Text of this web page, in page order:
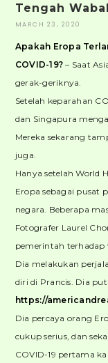
Tengah
MARCH 23, 2020
Apakah Eropa
COVID-19? – Saat
gerak-geriknya.
Setelah keparahan
dan Singapura
Mereka sekarang
juga.
Hanya setelah World
Eropa sebagai pusat
negara. Beberapa
Fotografer Laurel
pemerintah terhadap
Dia melakukan
diri di Prancis. Dia
https://
Dia percaya orang
cukup serius, dan
COVID-19 pertama